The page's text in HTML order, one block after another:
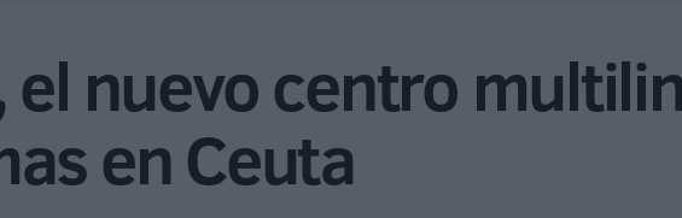
el nuevo centro
en Ceuta